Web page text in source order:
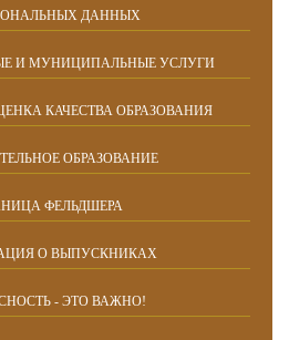
ДАННЫХ
И МУНИЦИПАЛЬНЫЕ УСЛУГИ
КАЧЕСТВА ОБРАЗОВАНИЯ
ОБРАЗОВАНИЕ
ФЕЛЬДШЕРА
О ВЫПУСКНИКАХ
- ЭТО ВАЖНО!